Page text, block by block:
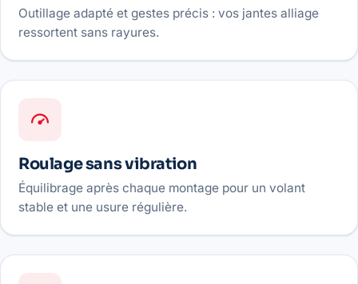
Outillage adapté et gestes précis : vos jantes alliage
ressortent sans rayures.
Roulage sans vibration
Équilibrage après chaque montage pour un volant
stable et une usure régulière.